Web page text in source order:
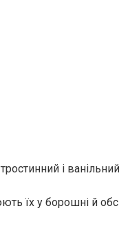
і
їх у борошні й